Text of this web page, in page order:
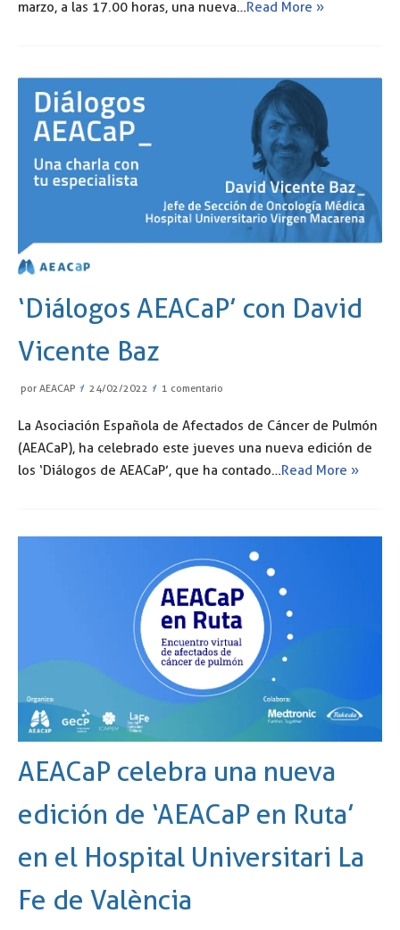
marzo, a las 17.00 horas, una nueva…Read More »
‘Diálogos AEACaP’ con David
Vicente Baz
por AEACAP 24/02/2022 1 comentario
La Asociación Española de Afectados de Cáncer de Pulmón
(AEACaP), ha celebrado este jueves una nueva edición de
los ‘Diálogos de AEACaP’, que ha contado…Read More »
AEACaP celebra una nueva
edición de ‘AEACaP en Ruta’
en el Hospital Universitari La
Fe de València